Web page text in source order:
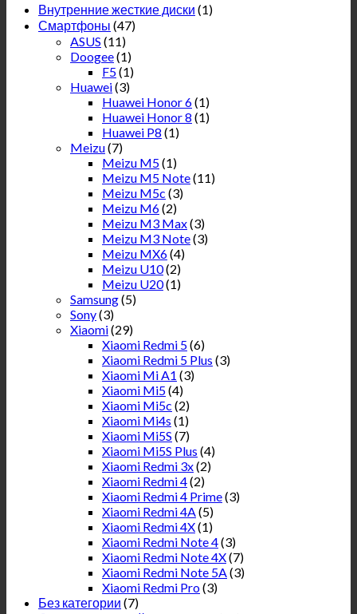
Внутренние жесткие диски (1)
Смартфоны (47)
ASUS (11)
Doogee(1)
F5(1)
Huawei(3)
Huawei Honor 6(1)
Huawei Honor 8 (1)
Huawei P8 (1)
Meizu(7)
Meizu M5(1)
Meizu M5 Note(11)
Meizu M5c (3)
Meizu M6(2)
Meizu M3 Max(3)
Meizu M3 Note(3)
Meizu MX6(4)
Meizu U10(2)
Meizu U20(1)
Samsung(5)
Sony(3)
Xiaomi(29)
Xiaomi Redmi 5(6)
Xiaomi Redmi 5 Plus (3)
Xiaomi Mi A1 (3)
Xiaomi Mi5(4)
Xiaomi Mi5c (2)
Xiaomi Mi4s (1)
Xiaomi Mi5S (7)
Xiaomi Mi5S Plus (4)
Xiaomi Redmi 3x(2)
Xiaomi Redmi 4(2)
Xiaomi Redmi 4 Prime(3)
Xiaomi Redmi 4A(5)
Xiaomi Redmi 4X(1)
Xiaomi Redmi Note 4(3)
Xiaomi Redmi Note 4X(7)
Xiaomi Redmi Note 5A(3)
Xiaomi Redmi Pro(3)
Без категории (7)